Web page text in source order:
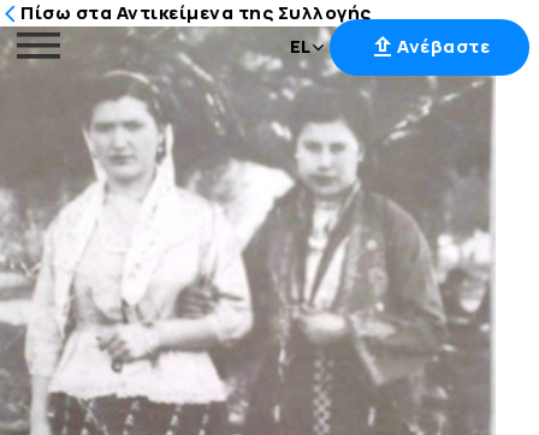
Μετάβαση
περιεχόμενο
EL Ανέβαστε
Πίσω στα Αντικείμενα της Συλλογής